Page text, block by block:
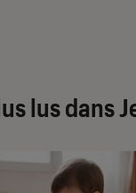
lus dans